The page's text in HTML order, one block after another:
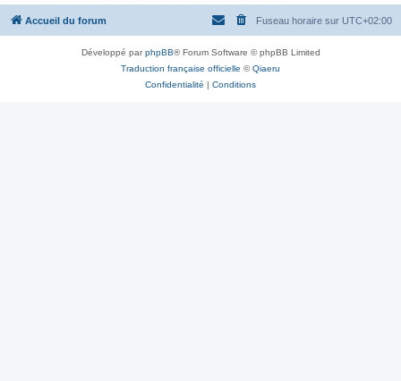
Accueil du forum Fuseau horaire sur UTC+02:00
Développé parphpBB® Forum Software © phpBB Limited
Traduction française officielle ©Qiaeru
Confidentialité | Conditions